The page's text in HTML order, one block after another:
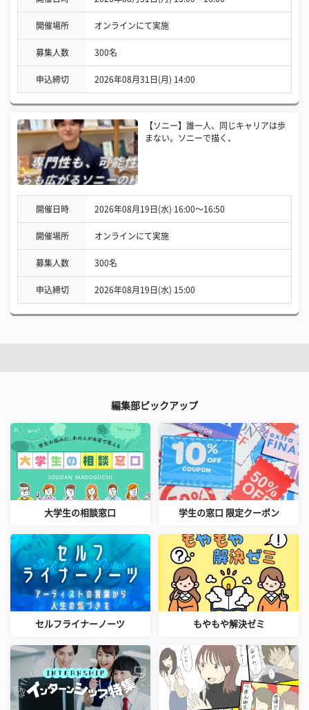
開催場所 オンラインにて実施
募集人数 300名
申込締切 2026年08月31日(月) 14:00
【ソニー】誰一人、同じキャリアは歩
まない。ソニーで描く、
開催日時 2026年08月19日(水) 16:00〜16:50
開催場所 オンラインにて実施
募集人数 300名
申込締切 2026年08月19日(水) 15:00
編集部ピックアップ
大学生の相談窓口 学生の窓口 限定クーポン
セルフライナーノーツ もやもや解決ゼミ